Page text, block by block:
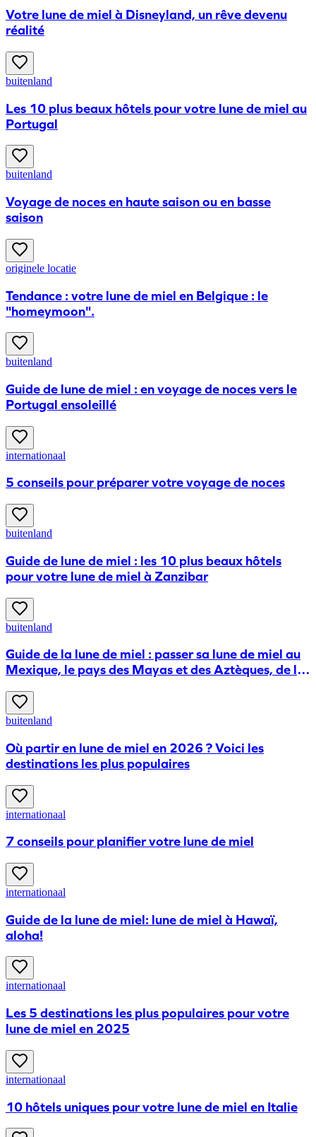
Votre lune de miel à Disneyland, un rêve devenu
réalité
buitenland
Les 10 plus beaux hôtels pour votre lune de miel au
Portugal
buitenland
Voyage de noces en haute saison ou en basse
saison
originele locatie
Tendance : votre lune de miel en Belgique : le
"homeymoon".
buitenland
Guide de lune de miel : en voyage de noces vers le
Portugal ensoleillé
internationaal
5 conseils pour préparer votre voyage de noces
buitenland
Guide de lune de miel : les 10 plus beaux hôtels
pour votre lune de miel à Zanzibar
buitenland
Guide de la lune de miel : passer sa lune de miel au
Mexique, le pays des Mayas et des Aztèques, de la
buitenland
​Où partir en lune de miel en 2026 ? Voici les
destinations les plus populaires
internationaal
7 conseils pour planifier votre lune de miel
internationaal
Guide de la lune de miel: lune de miel à Hawaï,
aloha!
internationaal
Les 5 destinations les plus populaires pour votre
lune de miel en 2025
internationaal
10 hôtels uniques pour votre lune de miel en Italie